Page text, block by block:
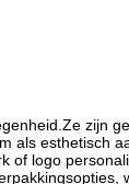
zijn
als esthetisch
of logo